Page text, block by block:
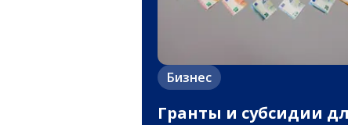
Бизнес
Гранты и субсидии